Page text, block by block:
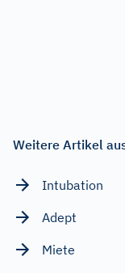
Weitere Artikel
Intubation
Adept
Miete